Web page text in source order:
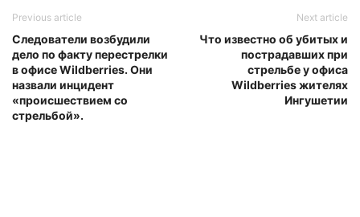
Previous article
Следователи возбудили
дело по факту перестрелки
в офисе Wildberries. Они
назвали инцидент
«происшествием со
стрельбой».
Next article
Что известно об убитых и
пострадавших при
стрельбе у офиса
Wildberries жителях
Ингушетии